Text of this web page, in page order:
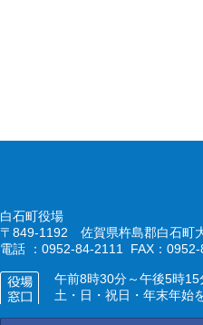
白石町役場
〒849-1192 佐賀県杵島郡白石町
電話 ：0952-84-2111 FAX：0952-
午前8時30分～午後5時15
土・日・祝日・年末年始